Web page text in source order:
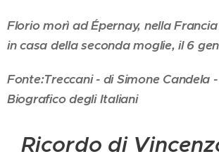
Florio morì ad Épernay, nella
in casa della seconda moglie, il 6
Fonte:Treccani - di Simone Candela
Biografico degli Italiani
Ricordo di